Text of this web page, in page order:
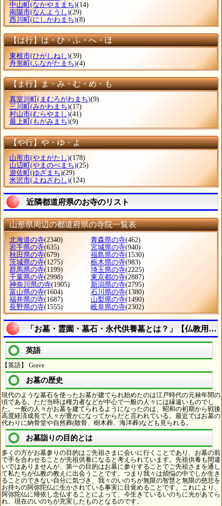
中山町 (なかやままち)(14)
南陽市(なんようし)(29)
西川町 (にしかわまち)(8)
【は行】は・ひ・ふ・へ・ほ
東根市(ひがしねし)(39)
舟形町(ふながたまち)(4)
【ま行】ま・み・む・め・も
真室川町 (まむろがわまち)(9)
三川町 (みかわまち)(17)
村山市(むらやまし)(41)
最上町 (もがみまち)(9)
【や行】や・ゆ・よ
山形市(やまがたし)(178)
山辺町 (やまのべまち)(25)
遊佐町 (ゆざまち)(29)
米沢市(よねざわし)(124)
近隣都道府県のお寺のリスト
山形県周辺の都道府県の寺院一覧表
北海道の寺(2340) 青森県の寺(462)
岩手県の寺(635) 宮城県の寺(940)
秋田県の寺(679) 福島県の寺(1530)
茨城県の寺(1275) 栃木県の寺(983)
群馬県の寺(1199) 埼玉県の寺(2225)
千葉県の寺(2998) 東京都の寺(2887)
神奈川県の寺(1905) 新潟県の寺(2795)
富山県の寺(1604) 石川県の寺(1380)
福井県の寺(1687) 山梨県の寺(1490)
長野県の寺(1555) 岐阜県の寺(2302)
「お墓・霊園・墓石・永代供養墓とは？」【仏教用語
英語
【英語】 Grave
お墓の歴史
現代のような墓石を使ったお墓が建てられ始めたのは江戸時代の元禄年間の
頃である。ただ当時は権力者などが中心で一般の人々には縁遠いものでし
た。一般の人々がお墓を建てられるようになったのは、昭和の初期から戦後
高度経済成長で人々が豊かになってからだと言われている。最近ではお墓の
代わりに納骨堂や自然葬(散骨、樹木葬、海洋葬)なども見られる。
お墓詣りの目的とは
多くの方がお墓参りの目的はご先祖さまに会いに行くことであり、お墓の前
で手を合わせることが先祖供養になると考えられています。先祖供養も間違
いではありませんが、第一の目的はお墓に参りすることでご先祖さまを通し
て私たちが仏教の教えに出会うことです。つまり我々は煩悩の中でしか生き
ることのできない自分に気づき、我々のいのちが無限の智慧と無限の慈悲を
お持ちの阿弥陀仏に生かされている事実に目覚めることです。これにより、
阿弥陀仏に帰依し念仏することによって、今生きているいのちに光があてら
れ、現在のいのちが充実したものとなるのです。